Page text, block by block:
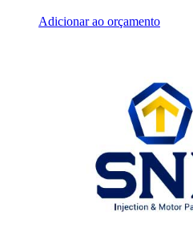
Adicionar ao orçamento